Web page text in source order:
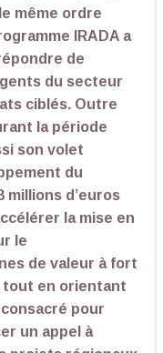
même ordre
IRADA a
de
du secteur
ciblés. Outre
la période
son volet
du
d’euros
la mise en
le
de valeur à fort
tout en orientant
pour
un appel à